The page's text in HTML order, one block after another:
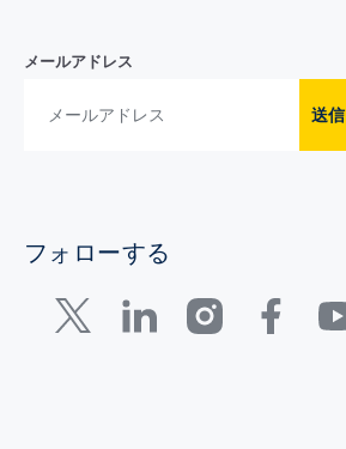
メールアドレス
送信
フォローする